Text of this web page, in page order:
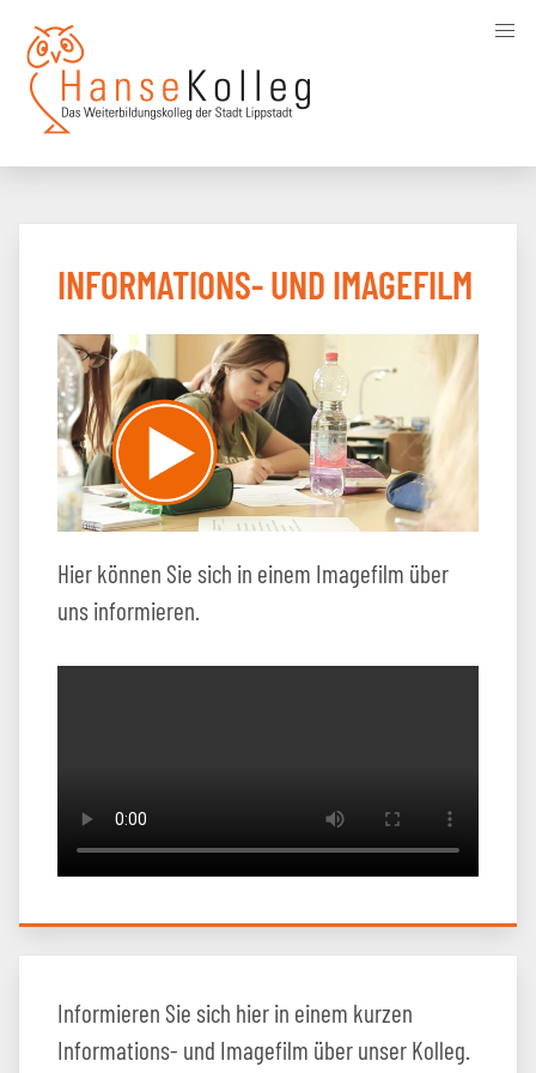
zum
Inhalt
INFORMATIONS- UND IMAGEFILM
Hier können Sie sich in einem Imagefilm über
uns informieren.
Informieren Sie sich hier in einem kurzen
Informations- und Imagefilm über unser Kolleg.